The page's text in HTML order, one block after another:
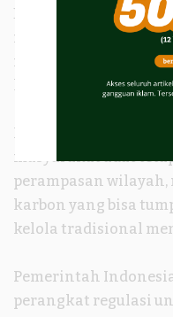
Ekonomi Karbon)
menuntaskan
masyarakat adat
karbonnya,” kata
Ketiadaan payung
masyarakat adat
perampasan
karbon yang bisa
kelola tradisional
Pemerintah
perangkat regulasi